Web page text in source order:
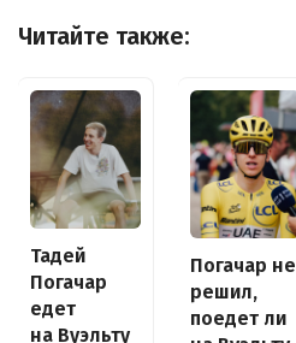
Читайте также:
Тадей
Погачар
едет
на Вуэльту
Погачар не
решил,
поедет ли